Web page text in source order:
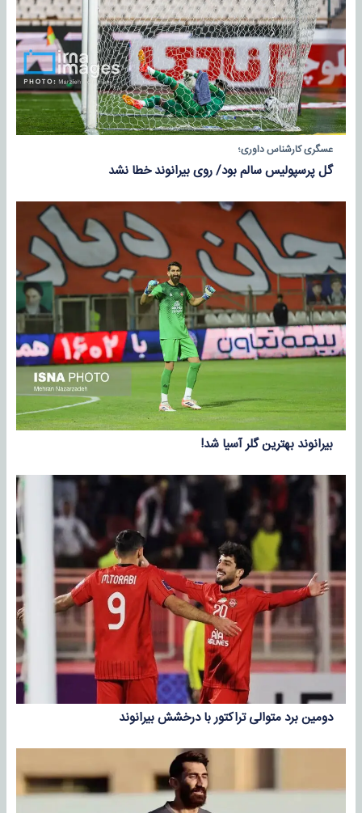
عسگری کارشناس داوری؛
گل پرسپولیس سالم بود/ روی بیرانوند خطا نشد
بیرانوند بهترین گلر آسیا شد!
دومین برد متوالی تراکتور با درخشش بیرانوند